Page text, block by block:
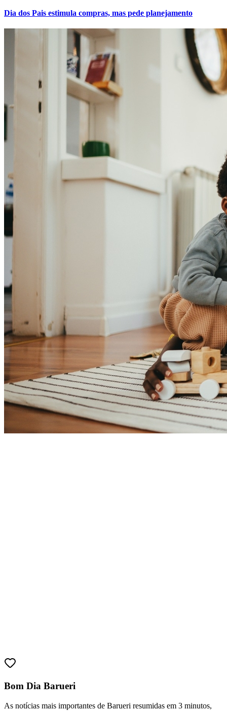
Dia dos Pais estimula compras, mas pede planejamento
Bom Dia Barueri
As notícias mais importantes de Barueri resumidas em 3 minutos,